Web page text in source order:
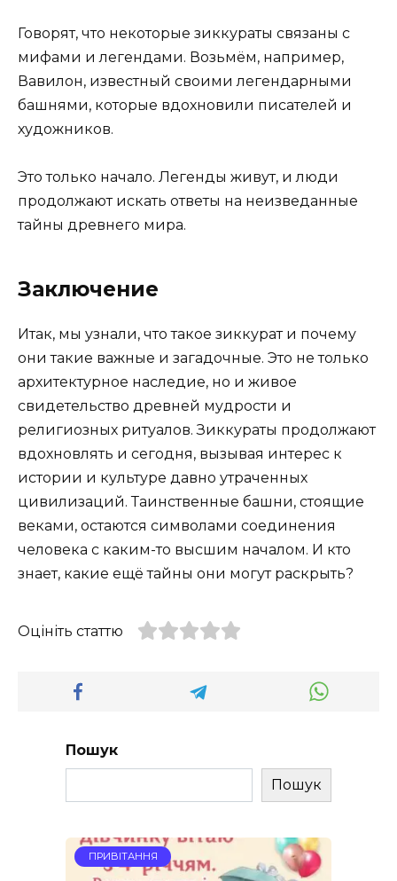
Говорят, что некоторые зиккураты связаны с
мифами и легендами. Возьмём, например,
Вавилон, известный своими легендарными
башнями, которые вдохновили писателей и
художников.
Это только начало. Легенды живут, и люди
продолжают искать ответы на неизведанные
тайны древнего мира.
Заключение
Итак, мы узнали, что такое зиккурат и почему
они такие важные и загадочные. Это не только
архитектурное наследие, но и живое
свидетельство древней мудрости и
религиозных ритуалов. Зиккураты продолжают
вдохновлять и сегодня, вызывая интерес к
истории и культуре давно утраченных
цивилизаций. Таинственные башни, стоящие
веками, остаются символами соединения
человека с каким-то высшим началом. И кто
знает, какие ещё тайны они могут раскрыть?
Оцініть статтю
Пошук
Пошук
ПРИВІТАННЯ